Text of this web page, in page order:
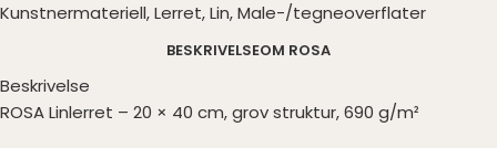
Kunstnermateriell,Lerret,Lin,Male-/tegneoverflater
BESKRIVELSEOM ROSA
Beskrivelse
ROSA Linlerret – 20 × 40 cm, grov struktur, 690 g/m²